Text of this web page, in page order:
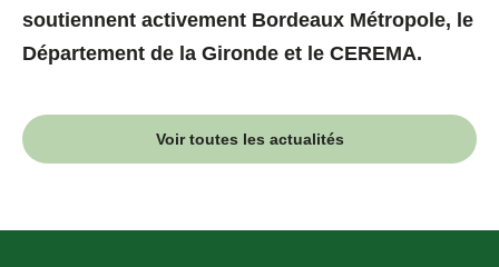
soutiennent activement Bordeaux Métropole, le
Département de la Gironde et le CEREMA.
Voir toutes les actualités